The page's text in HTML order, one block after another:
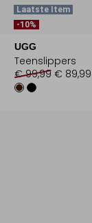
Laatste Item
-10%
UGG
Teenslippers
€ 99,99 € 89,99